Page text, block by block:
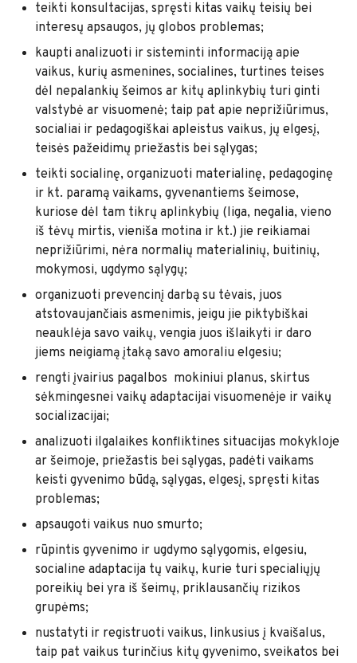
teikti konsultacijas, spręsti kitas vaikų teisių bei
interesų apsaugos, jų globos problemas;
kaupti analizuoti ir sisteminti informaciją apie
vaikus, kurių asmenines, socialines, turtines teises
dėl nepalankių šeimos ar kitų aplinkybių turi ginti
valstybė ar visuomenė; taip pat apie neprižiūrimus,
socialiai ir pedagogiškai apleistus vaikus, jų elgesį,
teisės pažeidimų priežastis bei sąlygas;
teikti socialinę, organizuoti materialinę, pedagoginę
ir kt. paramą vaikams, gyvenantiems šeimose,
kuriose dėl tam tikrų aplinkybių (liga, negalia, vieno
iš tėvų mirtis, vieniša motina ir kt.) jie reikiamai
neprižiūrimi, nėra normalių materialinių, buitinių,
mokymosi, ugdymo sąlygų;
organizuoti prevencinį darbą su tėvais, juos
atstovaujančiais asmenimis, jeigu jie piktybiškai
neauklėja savo vaikų, vengia juos išlaikyti ir daro
jiems neigiamą įtaką savo amoraliu elgesiu;
rengti įvairius pagalbos mokiniui planus, skirtus
sėkmingesnei vaikų adaptacijai visuomenėje ir vaikų
socializacijai;
analizuoti ilgalaikes konfliktines situacijas mokykloje
ar šeimoje, priežastis bei sąlygas, padėti vaikams
keisti gyvenimo būdą, sąlygas, elgesį, spręsti kitas
problemas;
apsaugoti vaikus nuo smurto;
rūpintis gyvenimo ir ugdymo sąlygomis, elgesiu,
socialine adaptacija tų vaikų, kurie turi specialiųjų
poreikių bei yra iš šeimų, priklausančių rizikos
grupėms;
nustatyti ir registruoti vaikus, linkusius į kvaišalus,
taip pat vaikus turinčius kitų gyvenimo, sveikatos bei